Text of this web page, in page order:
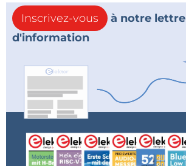
Inscrivez-vous
à notre lettre
d'information